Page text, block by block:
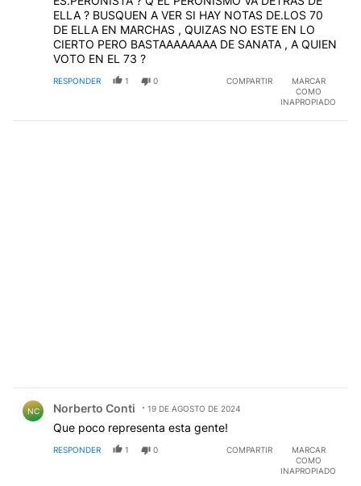
ELLA ? BUSQUEN A VER SI HAY NOTAS DE.LOS 70
DE ELLA EN MARCHAS , QUIZAS NO ESTE EN LO
CIERTO PERO BASTAAAAAAAA DE SANATA , A QUIEN
VOTO EN EL 73 ?
RESPONDER 1 0 COMPARTIR
MARCAR
COMO
INAPROPIADO
NC Norberto Conti 19 DE AGOSTO DE 2024
Que poco representa esta gente!
RESPONDER 1 0 COMPARTIR
MARCAR
COMO
INAPROPIADO